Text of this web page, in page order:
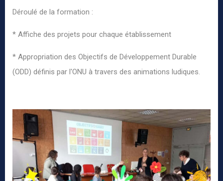
Déroulé de la formation :
* Affiche des projets pour chaque établissement
* Appropriation des Objectifs de Développement Durable
(ODD) définis par l'ONU à travers des animations ludiques.